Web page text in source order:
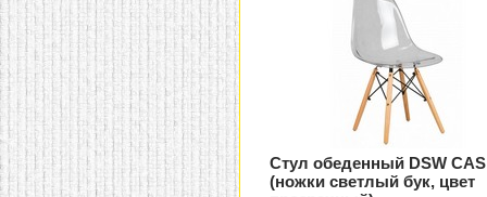
Стул обеденный DSW
(ножки светлый бук, цвет